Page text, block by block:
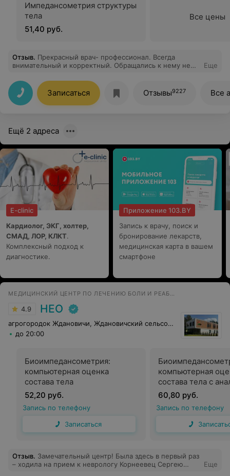
Импедансометрия структуры
тела
51,40 руб.
Все цены
Отзыв. Прекрасный врач- профессионал. Всегда
внимательный и корректный. Обращались к нему не
Еще
Записаться Отзывы9227 Все
Ещё 2 адреса
E-clinic
Кардиолог, ЭКГ, холтер,
СМАД, ЛОР, КЛКТ.
Комплексный подход к
диагностике.
Приложение 103.BY
Запись к врачу, поиск и
бронирование лекарств,
медицинская карта в вашем
смартфоне
МЕДИЦИНСКИЙ ЦЕНТР ПО ЛЕЧЕНИЮ БОЛИ И РЕАБИЛИТАЦИИ
4.9 НЕО
агрогородок Ждановичи, Ждановичский сельсовет, 105
до 20:00
Биоимпедансометрия:
компьютерная оценка
состава тела
52,20 руб.
Запись по телефону
Записаться
компьютерная
состава тела с
изменений
60,80 руб.
Запись по телефону
Отзыв. Замечательный центр! Была здесь в первый раз
– ходила на прием к неврологу Корнеевец Сергею
Еще